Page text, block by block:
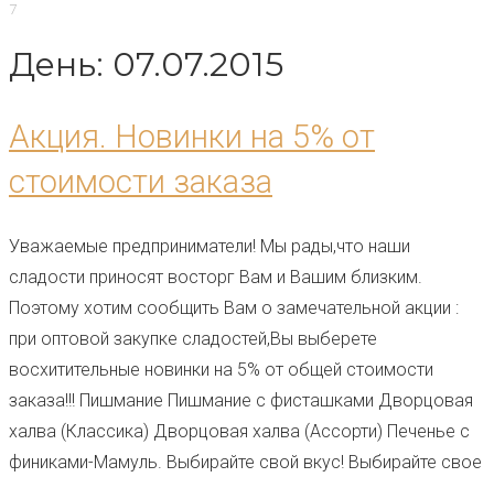
7
День: 07.07.2015
Акция. Новинки на 5% от
стоимости заказа
Уважаемые предприниматели! Мы рады,что наши
сладости приносят восторг Вам и Вашим близким.
Поэтому хотим сообщить Вам о замечательной акции :
при оптовой закупке сладостей,Вы выберете
восхитительные новинки на 5% от общей стоимости
заказа!!! Пишмание Пишмание с фисташками Дворцовая
халва (Классика) Дворцовая халва (Ассорти) Печенье с
финиками-Мамуль. Выбирайте свой вкус! Выбирайте свое